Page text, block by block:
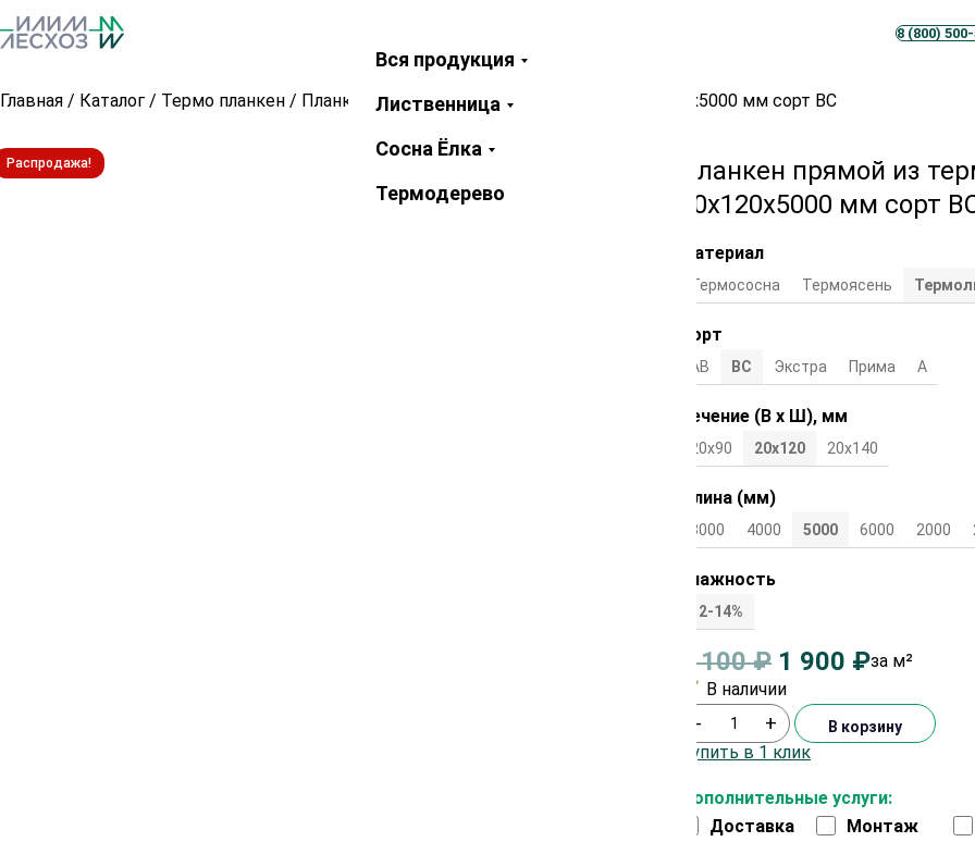
Телеграм
MAX8 (800)
Закрыть
Вся продукция
Лиственница
Сосна Ёлка
Термодерево
Главная / Каталог / Термо планкен / Планкен прямой из термолиственницы 20х120х5000 мм сорт ВС
Распродажа!
Планкен прямой из
20х120х5000 мм сорт
Материал
Термососна Термоясень
Сорт
АВ ВС Экстра Прима А
Сечение (В х Ш), мм
20х90 20х120 20х140
Длина (мм)
3000 4000 5000 6000 2000
Влажность
12-14%
2 100₽ 1 900 ₽за м²
В наличии
Дополнительные услуги:
Доставка
Монтаж
- + В корзину
Купить в 1 клик